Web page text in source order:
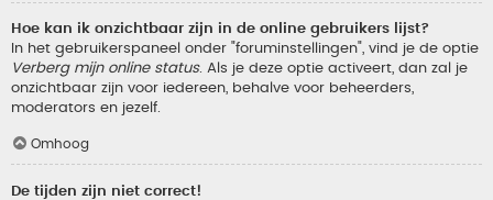
Hoe kan ik onzichtbaar zijn in de online gebruikers lijst?
In het gebruikerspaneel onder "foruminstellingen", vind je de optie
Verberg mijn online status. Als je deze optie activeert, dan zal je
onzichtbaar zijn voor iedereen, behalve voor beheerders,
moderators en jezelf.
Omhoog
De tijden zijn niet correct!